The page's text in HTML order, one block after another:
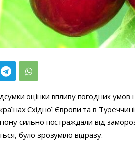
оцінки впливу погодних
Східної Європи та в
сильно постраждали від
було зрозуміло відразу.